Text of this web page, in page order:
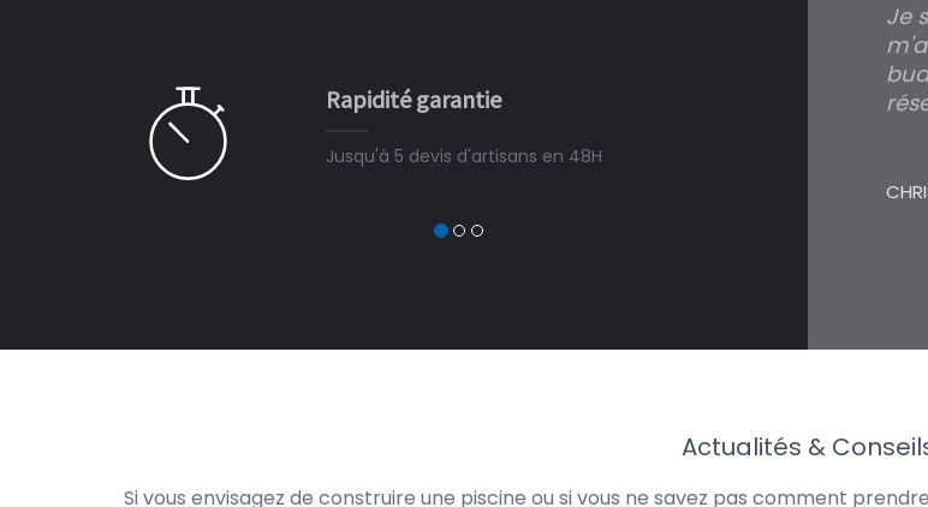
Rapidité garantie
Jusqu'à 5 devis d'artisans en 48H
ne peut plus s'en passer.
Je
Actualités &
Si vous envisagez de construire une piscine ou si vous ne savez pas comment